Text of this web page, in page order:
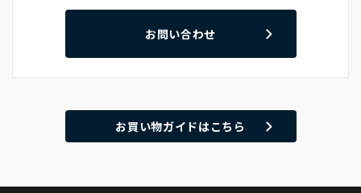
お問い合わせ
お買い物ガイドはこちら